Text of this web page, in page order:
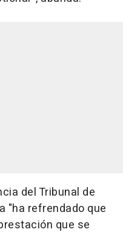
del Tribunal de
"ha refrendado que
que se